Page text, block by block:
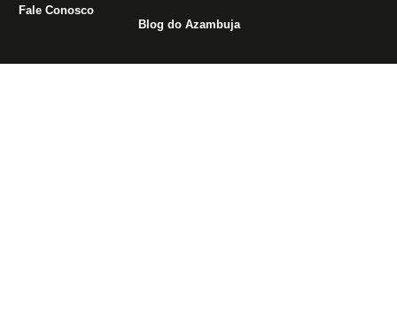
Fale Conosco
Blog do Azambuja